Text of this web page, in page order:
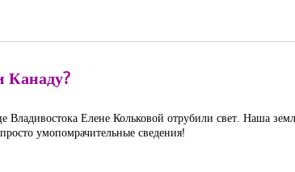
Елене Кольковой отрубили свет. Наша
умопомрачительные сведения!